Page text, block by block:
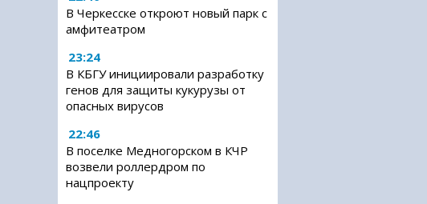
В Черкесске откроют новый парк с
амфитеатром
23:24
В КБГУ инициировали разработку
генов для защиты кукурузы от
опасных вирусов
22:46
В поселке Медногорском в КЧР
возвели роллердром по
нацпроекту